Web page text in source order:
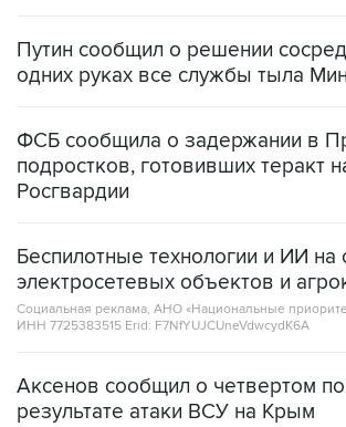
Путин сообщил о решении
одних руках все службы тыла
ФСБ сообщила о задержании в
подростков, готовивших теракт
Росгвардии
Беспилотные технологии и ИИ на
электросетевых объектов и
Социальная реклама, АНО «Национальные
ИНН 7725383515 Erid: F7NfYUJCUneVdwcydK6A
Аксенов сообщил о четвертом
результате атаки ВСУ на Крым